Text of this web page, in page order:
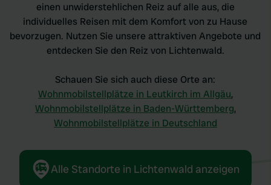
einen unwiderstehlichen Reiz auf alle aus, die
individuelles Reisen mit dem Komfort von zu Hause
bevorzugen. Nutzen Sie unsere attraktiven Angebote und
entdecken Sie den Reiz von Lichtenwald.
Schauen Sie sich auch diese Orte an:
Wohnmobilstellplätze in Leutkirch im Allgäu,
Wohnmobilstellplätze in Baden-Württemberg,
Wohnmobilstellplätze in Deutschland
Alle Standorte in Lichtenwald anzeigen